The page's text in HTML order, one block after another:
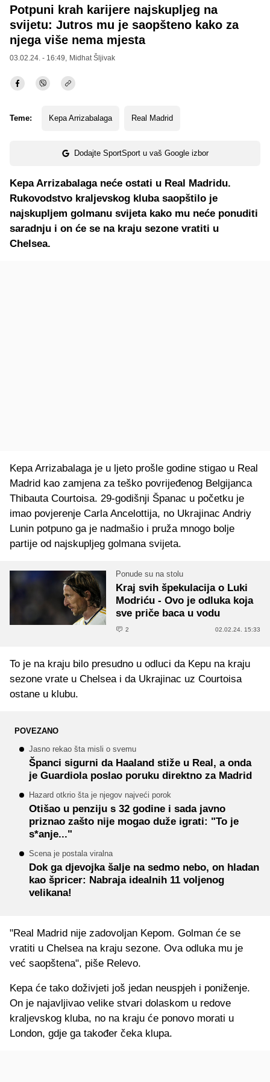
Potpuni krah karijere najskupljeg na
svijetu: Jutros mu je saopšteno kako za
njega više nema mjesta
03.02.24. - 16:49, Midhat Šljivak
Teme: Kepa Arrizabalaga Real Madrid
Dodajte SportSport u vaš Google izbor
Kepa Arrizabalaga neće ostati u Real Madridu.
Rukovodstvo kraljevskog kluba saopštilo je
najskupljem golmanu svijeta kako mu neće ponuditi
saradnju i on će se na kraju sezone vratiti u
Chelsea.
Kepa Arrizabalaga je u ljeto prošle godine stigao u Real
Madrid kao zamjena za teško povrijeđenog Belgijanca
Thibauta Courtoisa. 29-godišnji Španac u početku je
imao povjerenje Carla Ancelottija, no Ukrajinac Andriy
Lunin potpuno ga je nadmašio i pruža mnogo bolje
partije od najskupljeg golmana svijeta.
Ponude su na stolu
Kraj svih špekulacija o Luki
Modriću - Ovo je odluka koja
sve priče baca u vodu
2 02.02.24. 15:33
To je na kraju bilo presudno u odluci da Kepu na kraju
sezone vrate u Chelsea i da Ukrajinac uz Courtoisa
ostane u klubu.
POVEZANO
Jasno rekao šta misli o svemu
Španci sigurni da Haaland stiže u Real, a onda
je Guardiola poslao poruku direktno za Madrid
Hazard otkrio šta je njegov najveći porok
Otišao u penziju s 32 godine i sada javno
priznao zašto nije mogao duže igrati: "To je
s*anje..."
Scena je postala viralna
Dok ga djevojka šalje na sedmo nebo, on hladan
kao špricer: Nabraja idealnih 11 voljenog
velikana!
"Real Madrid nije zadovoljan Kepom. Golman će se
vratiti u Chelsea na kraju sezone. Ova odluka mu je
već saopštena", piše Relevo.
Kepa će tako doživjeti još jedan neuspjeh i poniženje.
On je najavljivao velike stvari dolaskom u redove
kraljevskog kluba, no na kraju će ponovo morati u
London, gdje ga također čeka klupa.